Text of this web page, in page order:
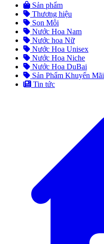
Sản phẩm
Thương hiệu
Son Môi
Nước Hoa Nam
Nước hoa Nữ
Nước Hoa Unisex
Nước Hoa Niche
Nước Hoa DuBai
Sản Phẩm Khuyến Mãi
Tin tức